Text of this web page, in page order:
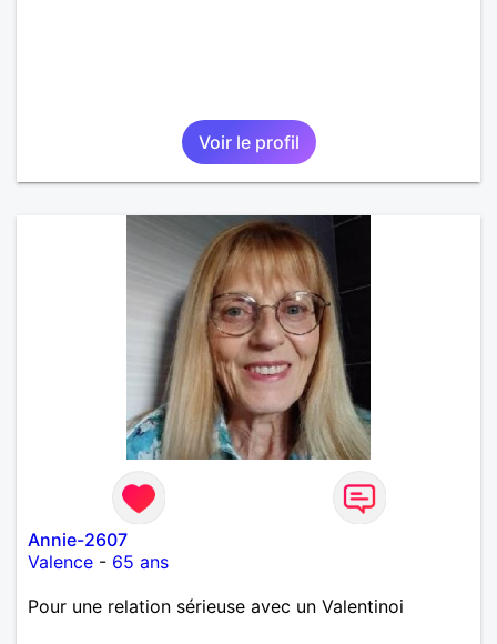
Voir le profil
Annie-2607
Valence - 65 ans
Pour une relation sérieuse avec un Valentinoi